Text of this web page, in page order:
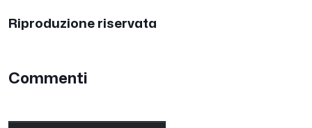
Riproduzione riservata
Commenti